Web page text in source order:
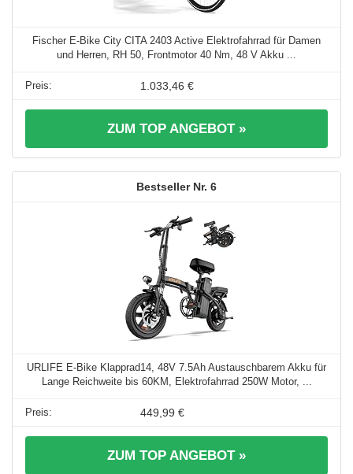
Fischer E-Bike City CITA 2403 Active Elektrofahrrad für Damen
und Herren, RH 50, Frontmotor 40 Nm, 48 V Akku ...
1.033,46 €
ZUM TOP ANGEBOT »
6
URLIFE E-Bike Klapprad14, 48V 7.5Ah Austauschbarem Akku für
Lange Reichweite bis 60KM, Elektrofahrrad 250W Motor, ...
449,99 €
ZUM TOP ANGEBOT »